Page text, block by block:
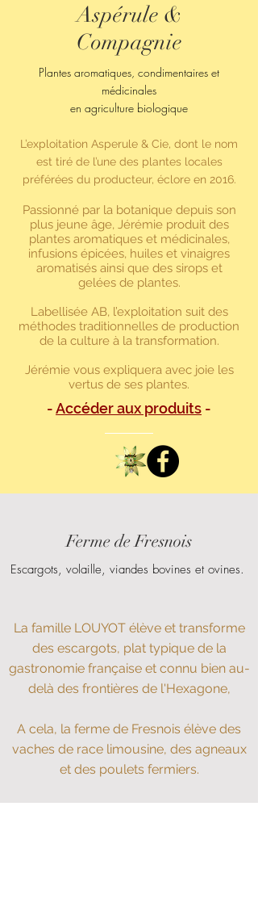
Aspérule &
Compagnie
Plantes aromatiques, condimentaires et
médicinales
en agriculture biologique
L’exploitation Asperule & Cie, dont le nom
est tiré de l’une des plantes locales
préférées du producteur, éclore en 2016.
Passionné par la botanique depuis son
plus jeune âge, Jérémie produit des
plantes aromatiques et médicinales,
infusions épicées, huiles et vinaigres
aromatisés ainsi que des sirops et
gelées de plantes.
Labellisée AB, l’exploitation suit des
méthodes traditionnelles de production
de la culture à la transformation.
Jérémie vous expliquera avec joie les
vertus de ses plantes.
-Accéder aux produits -
Ferme de Fresnois
Escargots, volaille, viandes bovines et ovines.
La famille LOUYOT élève et transforme
des escargots, plat typique de la
gastronomie française et connu bien au-
delà des frontières de l'Hexagone,
A cela, la ferme de Fresnois élève des
vaches de race limousine, des agneaux
et des poulets fermiers.